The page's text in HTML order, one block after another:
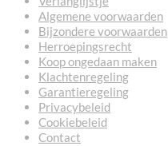
Algemene voorwaarden
Bijzondere voorwaarden
Herroepingsrecht
Koop ongedaan maken
Klachtenregeling
Garantieregeling
Privacybeleid
Cookiebeleid
Contact